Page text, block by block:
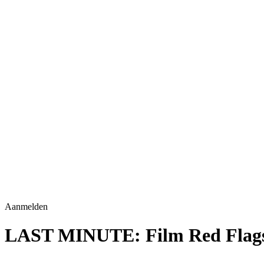
Aanmelden
LAST MINUTE: Film Red